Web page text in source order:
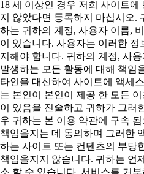
18 세 이상인 경우 저희 사이트에
지 않았다면 등록하지 마십시오.
하는 귀하의 계정, 사용자 이름,
이 있습니다. 사용자는 이러한
지해야 합니다. 귀하의 계정, 사
발생하는 모든 활동에 대해 책임
타인을 대신하여 사이트에 액세
는 본인이 본인이 제공 한 모든
이 있음을 진술하고 귀하가 그러
우 귀하는 본 이용 약관에 구속
책임을지는 데 동의하며 그러한
하는 사이트 또는 컨텐츠의 부당
책임을지지 않습니다. 귀하는 언
소 할 수 있습니다. 서비스를 거